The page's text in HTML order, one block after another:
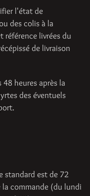
l'état de
des colis à la
référence livrées du
de livraison
heures après la
des éventuels
standard est de 72
la commande (du lundi